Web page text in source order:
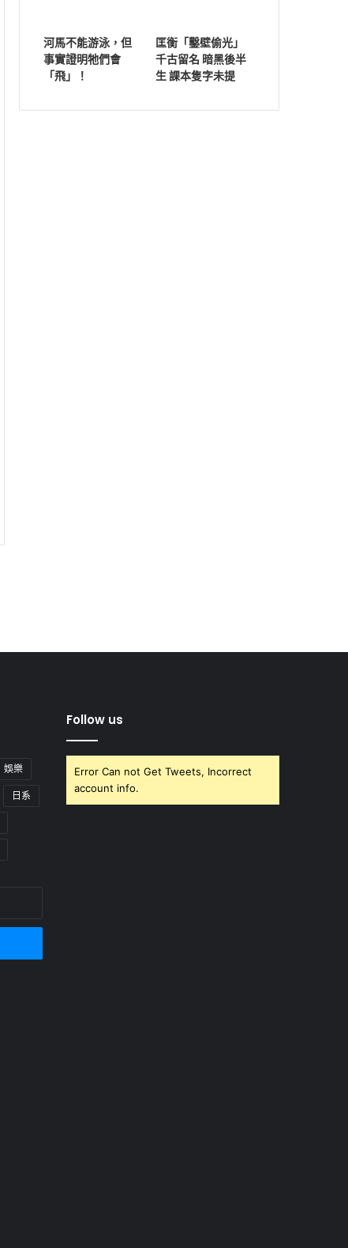
河馬不能游泳，但
事實證明牠們會
「飛」！
匡衡「鑿壁偷光」
千古留名 暗黑後半
生 課本隻字未提
娛樂
日系
Follow us
Error Can not Get Tweets, Incorrect
account info.